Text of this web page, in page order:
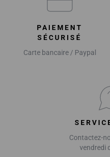
PAIEMENT
SÉCURISÉ
Carte bancaire / Paypal
Contactez-
vendredi